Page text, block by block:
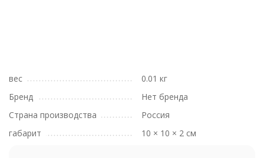
вес
0.01 кг
Бренд
Нет бренда
Страна производства
Россия
габарит
10 × 10 × 2 см